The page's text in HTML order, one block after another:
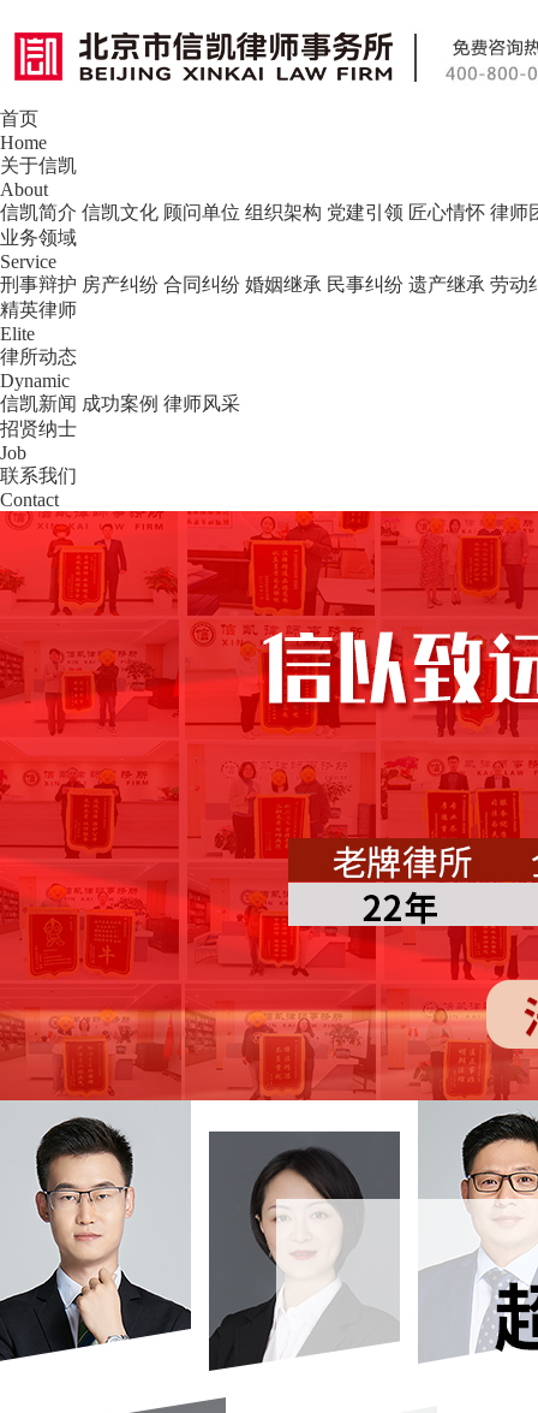
北京市信凯律师事务所 — 北京专业刑事
首页
Home
关于信凯
About
信凯简介 信凯文化 顾问单位 组织架构 党建引领 匠心情怀 律师
业务领域
Service
刑事辩护 房产纠纷 合同纠纷 婚姻继承 民事纠纷 遗产继承 劳动
精英律师
Elite
律所动态
Dynamic
信凯新闻 成功案例 律师风采
招贤纳士
Job
联系我们
Contact